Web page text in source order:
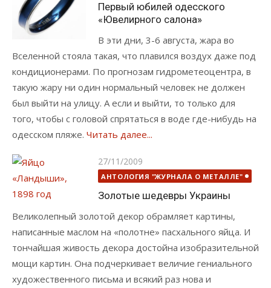
Первый юбилей одесского
«Ювелирного салона»
В эти дни, 3-6 августа, жара во
Вселенной стояла такая, что плавился воздух даже под
кондиционерами. По прогнозам гидрометеоцентра, в
такую жару ни один нормальный человек не должен
был выйти на улицу. А если и выйти, то только для
того, чтобы с головой спрятаться в воде где-нибудь на
одесском пляже. Читать далее...
Опубликовано
27/11/2009
АНТОЛОГИЯ "ЖУРНАЛА О МЕТАЛЛЕ"
Золотые шедевры Украины
Великолепный золотой декор обрамляет картины,
написанные маслом на «полотне» пасхального яйца. И
тончайшая живость декора достойна изобразительной
мощи картин. Она подчеркивает величие гениального
художественного письма и всякий раз нова и